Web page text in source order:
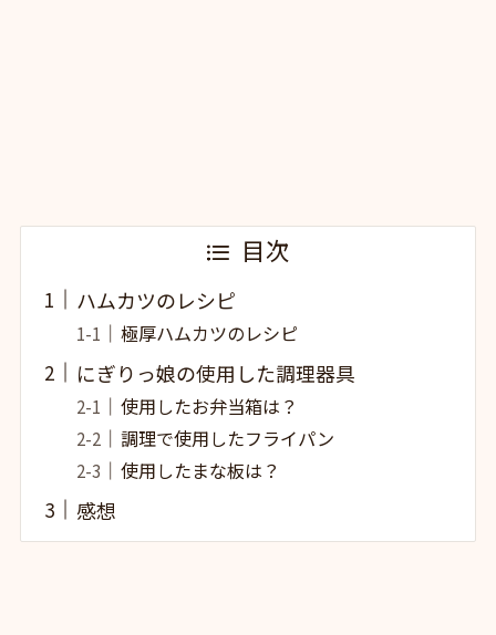
目次
ハムカツのレシピ
極厚ハムカツのレシピ
にぎりっ娘の使用した調理器具
使用したお弁当箱は？
調理で使用したフライパン
使用したまな板は？
感想